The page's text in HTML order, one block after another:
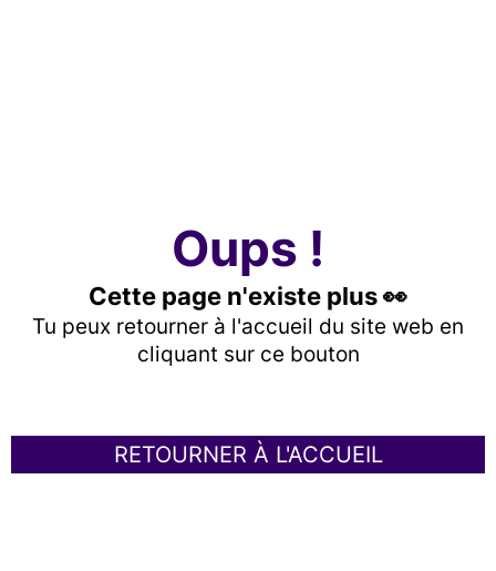
Oups !
Cette page n'existe plus 👀
Tu peux retourner à l'accueil du site web en
cliquant sur ce bouton
RETOURNER À L'ACCUEIL